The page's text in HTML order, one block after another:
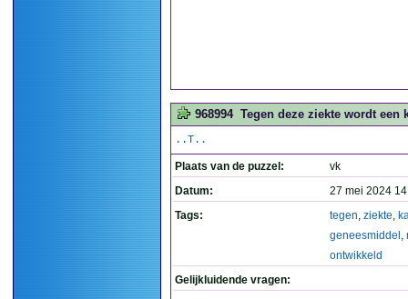
968994 Tegen deze ziekte wordt
..T..
Plaats van de puzzel:
vk
Datum:
27 mei 2024
Tags:
tegen, ziekte,
geneesmiddel ,
ontwikkeld
Gelijkluidende vragen: